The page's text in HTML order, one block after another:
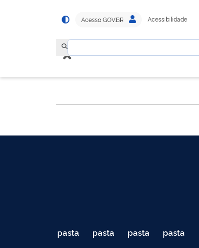
Acessibilidade
Acesso GOV.BR
pasta
pasta
pasta
pasta